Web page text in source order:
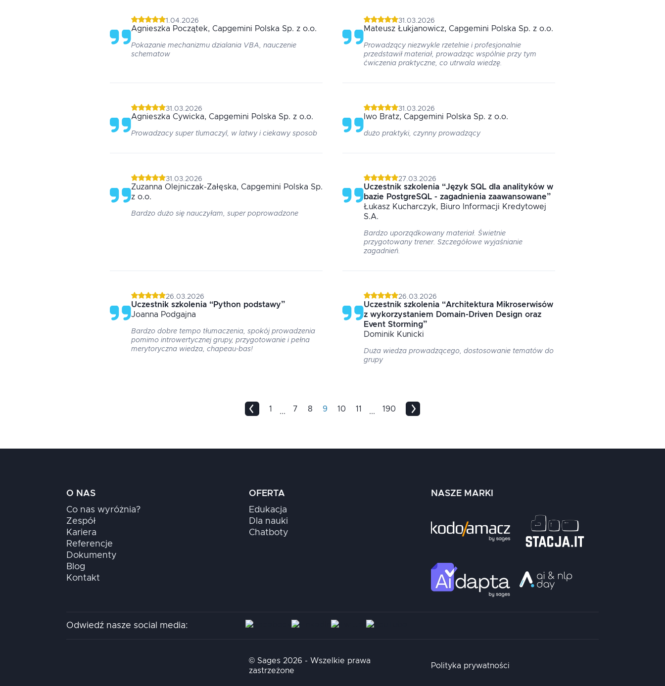
1.04.2026
Agnieszka Początek, Capgemini Polska Sp. z o.o.
Pokazanie mechanizmu dzialania VBA, nauczenie
schematow
31.03.2026
Mateusz Łukjanowicz, Capgemini Polska Sp. z o.o.
Prowadzący niezwykle rzetelnie i profesjonalnie
przedstawił materiał, prowadząc wspólnie przy tym
ćwiczenia praktyczne, co utrwala wiedzę.
31.03.2026
Agnieszka Cywicka, Capgemini Polska Sp. z o.o.
Prowadzacy super tlumaczyl, w latwy i ciekawy sposob
31.03.2026
Iwo Bratz, Capgemini Polska Sp. z o.o.
dużo praktyki, czynny prowadzący
31.03.2026
Zuzanna Olejniczak-Załęska, Capgemini Polska Sp.
z o.o.
Bardzo dużo się nauczyłam, super poprowadzone
27.03.2026
Uczestnik szkolenia “Język SQL dla analityków w
bazie PostgreSQL - zagadnienia zaawansowane”
Łukasz Kucharczyk, Biuro Informacji Kredytowej
S.A.
Bardzo uporządkowany materiał. Świetnie
przygotowany trener. Szczegółowe wyjaśnianie
zagadnień.
26.03.2026
Uczestnik szkolenia “Python podstawy”
Joanna Podgajna
Bardzo dobre tempo tłumaczenia, spokój prowadzenia
pomimo introwertycznej grupy, przygotowanie i pełna
merytoryczna wiedza, chapeau-bas!
26.03.2026
Uczestnik szkolenia “Architektura Mikroserwisów
z wykorzystaniem Domain-Driven Design oraz
Event Storming”
Dominik Kunicki
Duża wiedza prowadzącego, dostosowanie tematów do
grupy
1 ... 7 8 9 10 11 ... 190
O NAS
Co nas wyróżnia?
Zespół
Kariera
Referencje
Dokumenty
Blog
Kontakt
OFERTA
Edukacja
Dla nauki
Chatboty
NASZE MARKI
Odwiedź nasze social media:
© Sages 2026 - Wszelkie prawa
zastrzeżone
Polityka prywatności